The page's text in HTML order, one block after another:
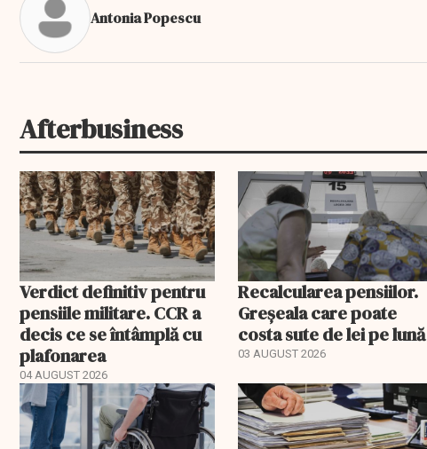
Antonia Popescu
Afterbusiness
Verdict definitiv pentru
pensiile militare. CCR a
decis ce se întâmplă cu
plafonarea
04 AUGUST 2026
Recalcularea pensiilor.
Greșeala care poate
costa sute de lei pe lună
03 AUGUST 2026